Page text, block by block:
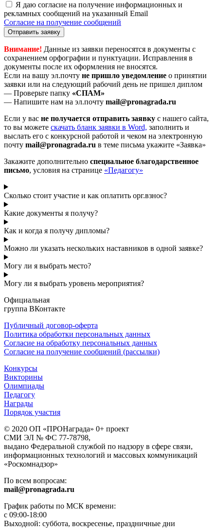
Я даю согласие на получение информационных и
рекламных сообщений на указанный Email
Согласие на получение сообщений
Отправить заявку
Внимание! Данные из заявки переносятся в документы с
сохранением орфографии и пунктуации. Исправления в
документы после их оформления не вносятся.
Если на вашу эл.почту не пришло уведомление о принятии
заявки или на следующий рабочий день не пришел диплом
— Проверьте папку «СПАМ»
— Напишите нам на эл.почту mail@pronagrada.ru
Если у вас не получается отправить заявку с нашего сайта,
то вы можете cкачать бланк заявки в Word, заполнить и
выслать его с конкурсной работой и чеком на электронную
почту mail@pronagrada.ru в теме письма укажите «Заявка»
Закажите дополнительно специальное благодарственное
письмо, условия на странице «Педагогу»
Сколько стоит участие и как оплатить орг.взнос?
Какие документы я получу?
Как и когда я получу дипломы?
Можно ли указать нескольких наставников в одной заявке?
Могу ли я выбрать место?
Могу ли я выбрать уровень мероприятия?
Официальная
группа ВКонтакте
Публичный договор-оферта
Политика обработки персональных данных
Согласие на обработку персональных данных
Согласие на получение сообщений (рассылки)
Конкурсы
Викторины
Олимпиады
Педагогу
Награды
Порядок участия
© 2020 ОП «ПРОНаграда» 0+ проект
СМИ ЭЛ № ФС 77-78798,
выдано Федеральной службой по надзору в сфере связи,
информационных технологий и массовых коммуникаций
«Роскомнадзор»
По всем вопросам:
mail@pronagrada.ru
График работы по МСК времени:
с 09:00-18:00
Выходной: суббота, воскресенье, праздничные дни